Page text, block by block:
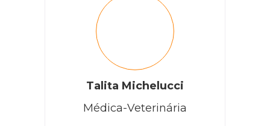
Talita Michelucci
Médica-Veterinária